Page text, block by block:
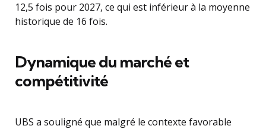
12,5 fois pour 2027, ce qui est inférieur à la moyenne
historique de 16 fois.
Dynamique du marché et
compétitivité
UBS a souligné que malgré le contexte favorable